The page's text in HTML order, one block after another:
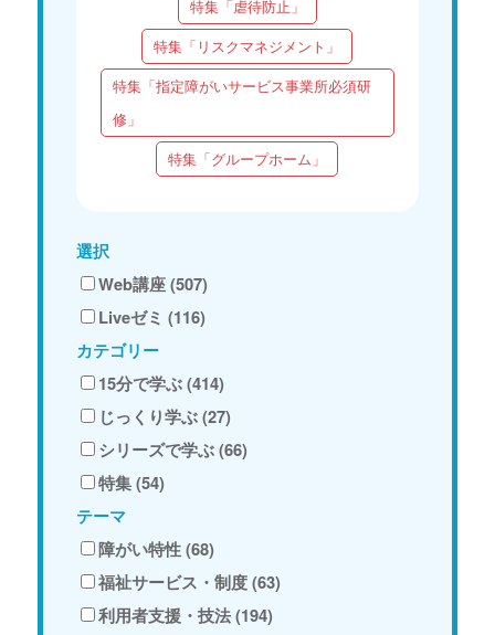
特集「虐待防止」
特集「リスクマネジメント」
特集「指定障がいサービス事業所必須研
修」
特集「グループホーム」
選択
Web講座 (507)
Liveゼミ (116)
カテゴリー
15分で学ぶ (414)
じっくり学ぶ (27)
シリーズで学ぶ (66)
特集 (54)
テーマ
障がい特性 (68)
福祉サービス・制度 (63)
利用者支援・技法 (194)